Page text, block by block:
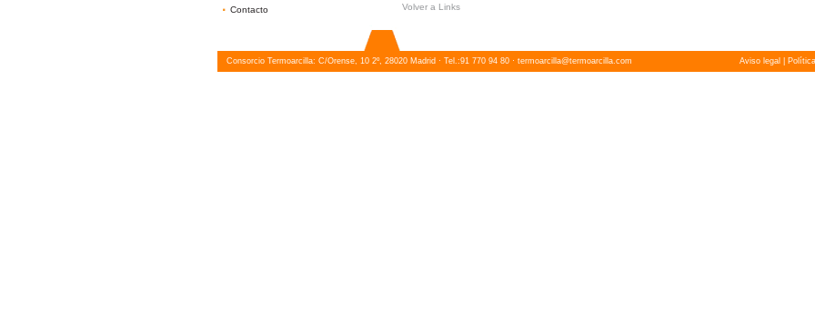
· Contacto
Volver a Links
Consorcio Termoarcilla: C/Orense, 10 2º, 28020 Madrid · Tel.:91 770 94 80 · termoarcilla@termoarcilla.com Aviso legal